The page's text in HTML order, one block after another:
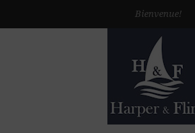
Bienvenue!